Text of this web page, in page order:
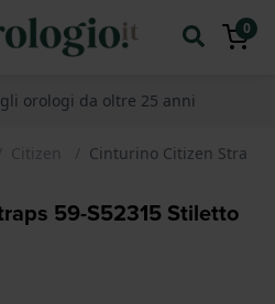
0
orologi da oltre 25 anni
Citizen Cinturino Citizen Straps
59-S52315 Stiletto